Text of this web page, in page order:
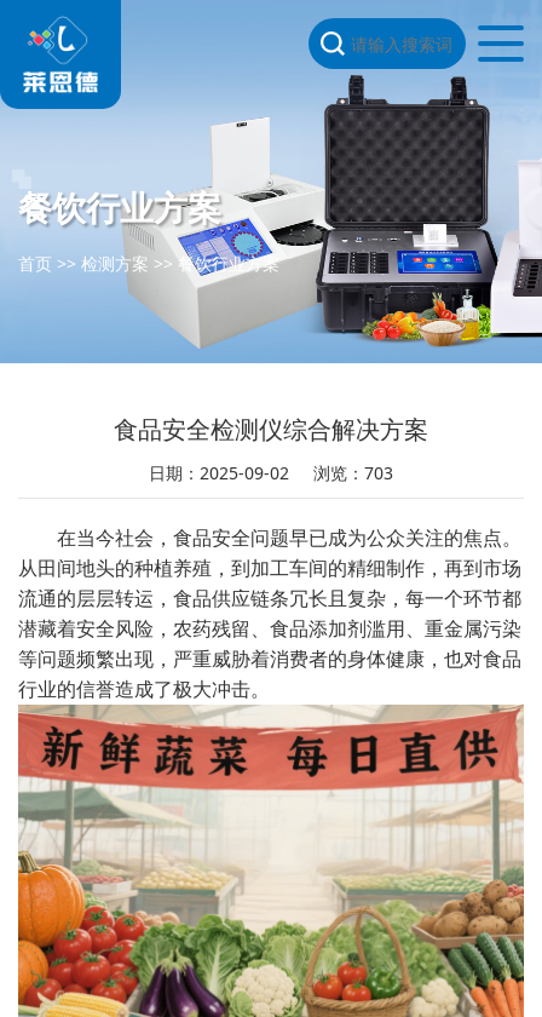
餐饮行业方案
首页 >> 检测方案 >>餐饮行业方案
食品安全检测仪综合解决方案
日期：2025-09-02 浏览：703
在当今社会，食品安全问题早已成为公众关注的焦点。
从田间地头的种植养殖，到加工车间的精细制作，再到市场
流通的层层转运，食品供应链条冗长且复杂，每一个环节都
潜藏着安全风险，农药残留、食品添加剂滥用、重金属污染
等问题频繁出现，严重威胁着消费者的身体健康，也对食品
行业的信誉造成了极大冲击。